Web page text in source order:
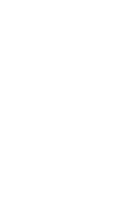
áp lực quy định để